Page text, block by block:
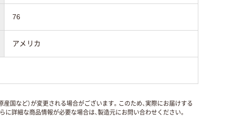
76
アメリカ
産国など）が変更される場合がございます。このため、実際にお届けする
詳細な商品情報が必要な場合は、製造元にお問い合わせください。